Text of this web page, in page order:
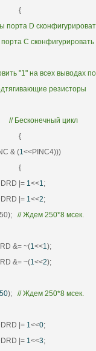
{
порта D
С сконфигурировать
"1" на всех выводах
резисторы
// Бесконечный цикл
{
& (1<<PINC4)))
{
|= 1<<1;
|= 1<<2;
//Ждем250*8 мсек.
&= ~(1<<1);
&= ~(1<<2);
); //Ждем250*8 мсек.
|= 1<<0;
|= 1<<3;